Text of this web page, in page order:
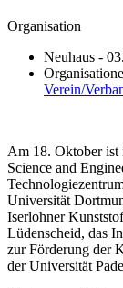
Organisation
Neuhaus -
Verein/
Am 18. Oktober ist
Science and
Universität
Iserlohner
Lüdenscheid, das
zur Förderung der
der Universität